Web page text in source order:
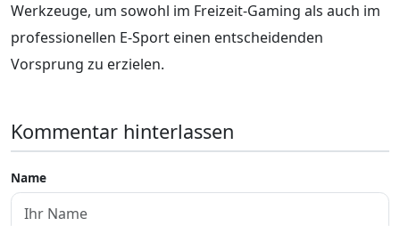
Werkzeuge, um sowohl im Freizeit-Gaming als auch im
professionellen E-Sport einen entscheidenden
Vorsprung zu erzielen.
Kommentar hinterlassen
Name